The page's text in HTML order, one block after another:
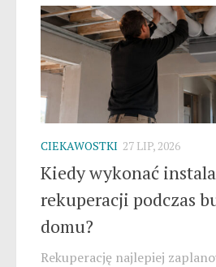
CIEKAWOSTKI 27 LIP, 2026
Kiedy wykonać
rekuperacji podczas
domu?
Rekuperację najlepiej